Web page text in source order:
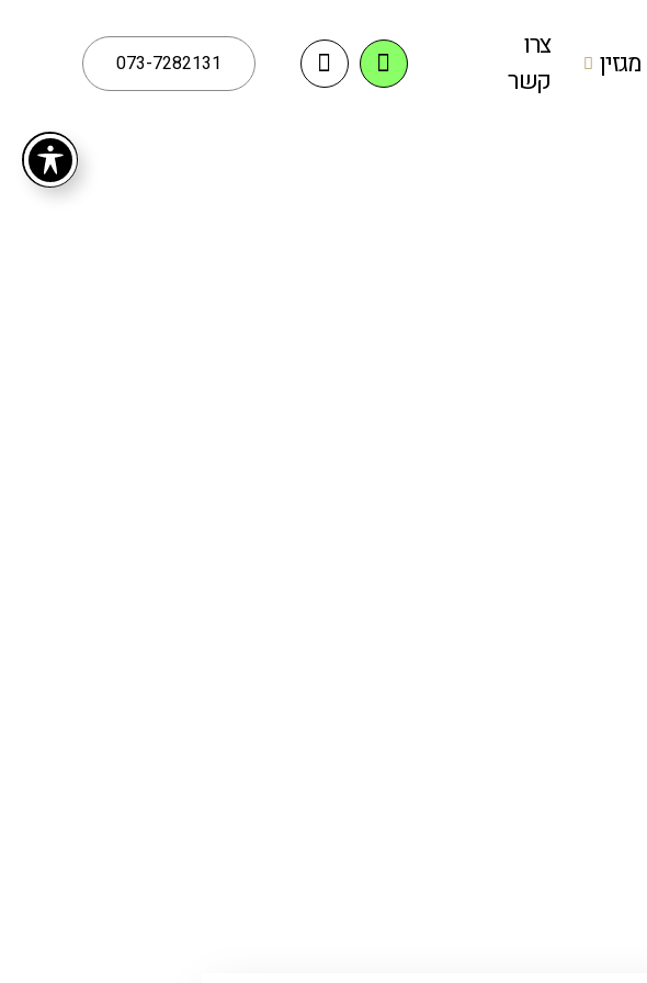
מגזין
צרו
קשר
073-7282131